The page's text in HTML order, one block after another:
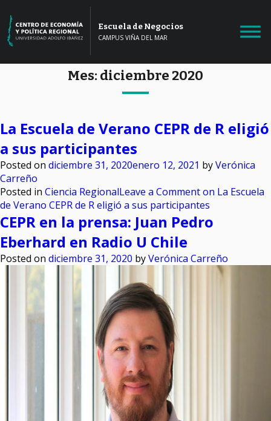
Escuela de Negocios
CAMPUS VIÑA DEL MAR
Mes:diciembre 2020
La Escuela de Verano CEPR de R eligió
a sus participantes
Posted on diciembre 31, 2020enero 12, 2021 byVerónica
Carreño
Posted in Ciencia RegionalLeave a Commenton La Escuela
de Verano CEPR de R eligió a sus participantes
CEPR en la prensa: Juan Pedro
Eberhard en Radio U Chile
Posted on diciembre 31, 2020 byVerónica Carreño